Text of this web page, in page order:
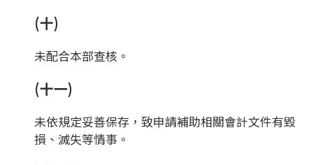
(十)
未配合本部查核。
(十一)
未依規定妥善保存，致申請補助相關會計文件有毀
損、滅失等情事。